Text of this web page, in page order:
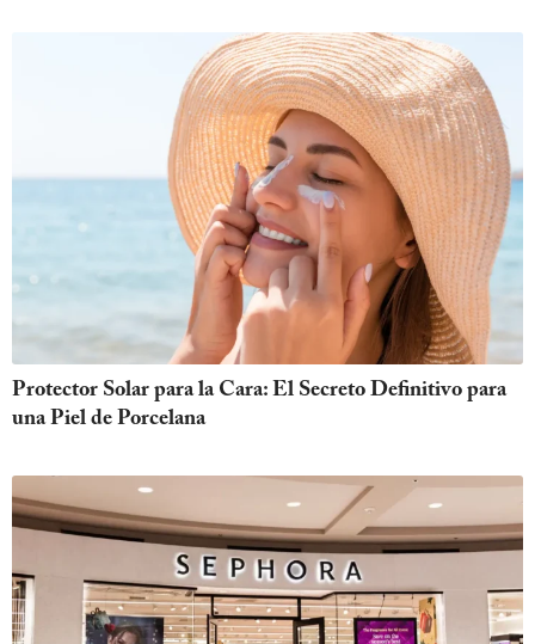
Protector Solar para la Cara: El Secreto Definitivo para
una Piel de Porcelana